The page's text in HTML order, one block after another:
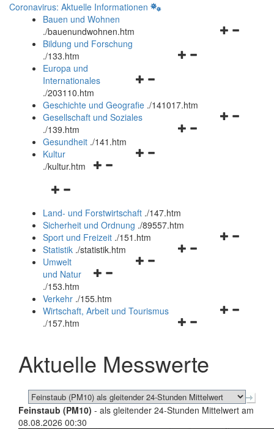
Coronavirus: Aktuelle Informationen
Bauen und Wohnen
./bauenundwohnen.htm
Navigationsmenü
Bildung und Forschung
./133.htm
Navigationsmenü
und
schließen
Europa und
Internationales
./203110.htm
Geschichte und Geografie ./141017.htm
Navigationsmenü
Gesellschaft und Soziales
./139.htm
Navigationsmenü
Gesundheit ./141.htm
Navigationsmenü
Kultur
./kultur.htm
Navigationsmenü
und
schließen
Land- und Forstwirtschaft ./147.htm
Sicherheit und Ordnung ./89557.htm
Navigationsmenü
Sport und Freizeit ./151.htm
Navigationsmenü
Statistik ./statistik.htm
Navigationsmenü
und
schließen
Umwelt
und Natur
./153.htm
Verkehr ./155.htm
Navigationsmenü
schließen
Wirtschaft, Arbeit und Tourismus
./157.htm
Aktuelle Messwerte
Feinstaub (PM10) - als gleitender 24-Stunden Mittelwert am
08.08.2026 00:30